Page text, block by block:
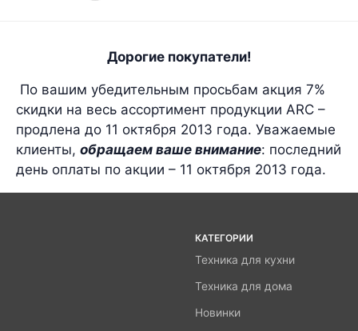
Дорогие покупатели!
По вашим убедительным просьбам акция 7%
скидки на весь ассортимент продукции ARC –
продлена до 11 октября 2013 года. Уважаемые
клиенты, обращаем ваше внимание: последний
день оплаты по акции – 11 октября 2013 года.
КАТЕГОРИИ
Техника для кухни
Техника для дома
Новинки